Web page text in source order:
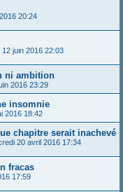
20:24
juin 2016 22:03
ni ambition
2016 23:29
insomnie
2016 18:42
chapitre serait inachevé
20 avril 2016 17:34
fracas
17:59